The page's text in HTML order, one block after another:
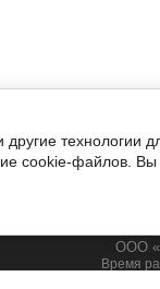
ООО
Время
технологии
cookie-файлов.